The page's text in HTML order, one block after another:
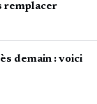
remplacer
demain : voici